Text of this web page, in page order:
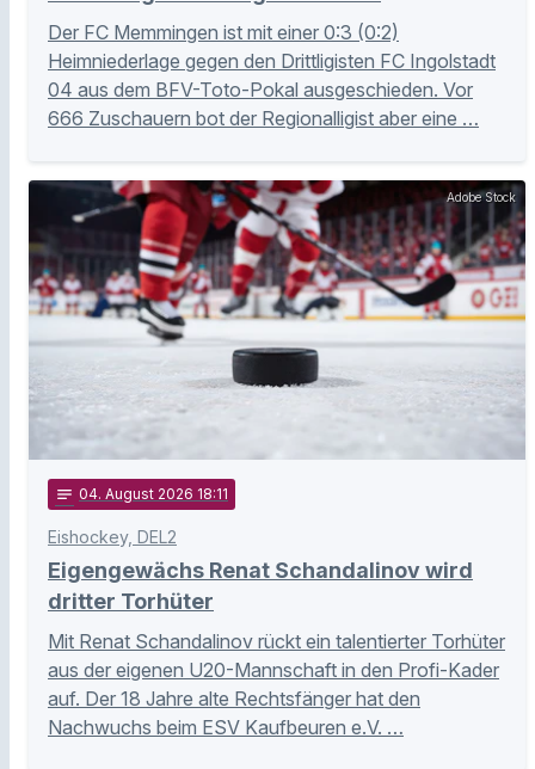
Der FC Memmingen ist mit einer 0:3 (0:2)
Heimniederlage gegen den Drittligisten FC Ingolstadt
04 aus dem BFV-Toto-Pokal ausgeschieden. Vor
666 Zuschauern bot der Regionalligist aber eine …
Adobe Stock
notes 04. August 2026 18:11
Eishockey, DEL2
Eigengewächs Renat Schandalinov wird
dritter Torhüter
Mit Renat Schandalinov rückt ein talentierter Torhüter
aus der eigenen U20-Mannschaft in den Profi-Kader
auf. Der 18 Jahre alte Rechtsfänger hat den
Nachwuchs beim ESV Kaufbeuren e.V. …